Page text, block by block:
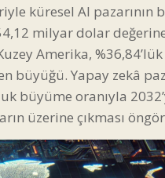
küresel AI pazarının
milyar dolar
Amerika,
büyüğü. Yapay zekâ
büyüme oranıyla
üzerine çıkması